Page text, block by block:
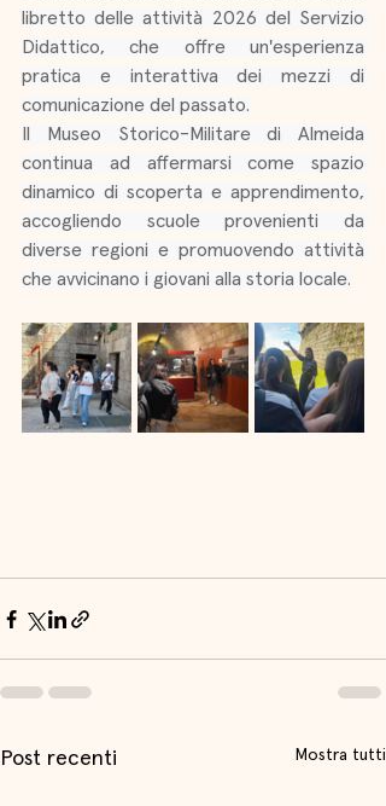
libretto delle attività 2026 del Servizio
Didattico, che offre un'esperienza
pratica e interattiva dei mezzi di
comunicazione del passato.
Il Museo Storico-Militare di Almeida
continua ad affermarsi come spazio
dinamico di scoperta e apprendimento,
accogliendo scuole provenienti da
diverse regioni e promuovendo attività
che avvicinano i giovani alla storia locale.
Post recenti Mostra tutti